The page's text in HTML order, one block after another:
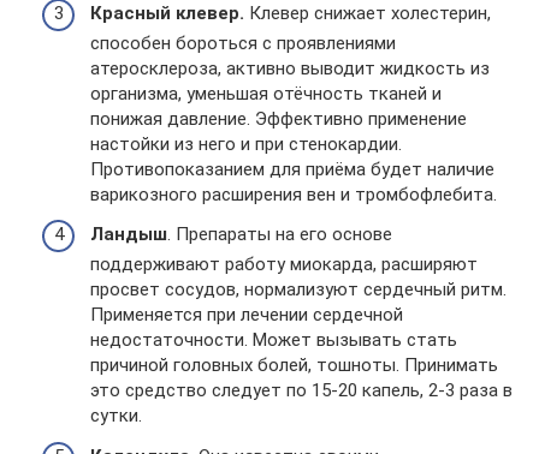
Красный клевер. Клевер снижает холестерин,
способен бороться с проявлениями
атеросклероза, активно выводит жидкость из
организма, уменьшая отёчность тканей и
понижая давление. Эффективно применение
настойки из него и при стенокардии.
Противопоказанием для приёма будет наличие
варикозного расширения вен и тромбофлебита.
Ландыш. Препараты на его основе
поддерживают работу миокарда, расширяют
просвет сосудов, нормализуют сердечный ритм.
Применяется при лечении сердечной
недостаточности. Может вызывать стать
причиной головных болей, тошноты. Принимать
это средство следует по 15-20 капель, 2-3 раза в
сутки.